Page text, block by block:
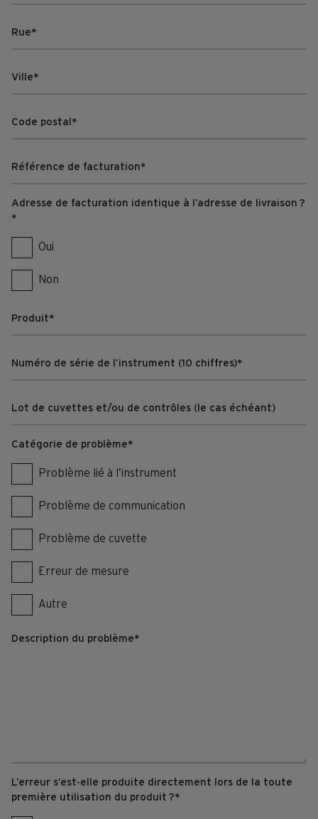
Adresse de facturation identique à l’adresse de livraison ?
*
Oui
Non
Catégorie de problème*
Problème lié à l’instrument
Problème de communication
Problème de cuvette
Erreur de mesure
Autre
L’erreur s’est‑elle produite directement lors de la toute
première utilisation du produit ?*